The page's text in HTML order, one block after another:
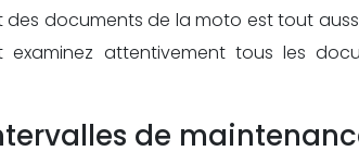
des documents de la moto est tout
examinez attentivement tous les
de